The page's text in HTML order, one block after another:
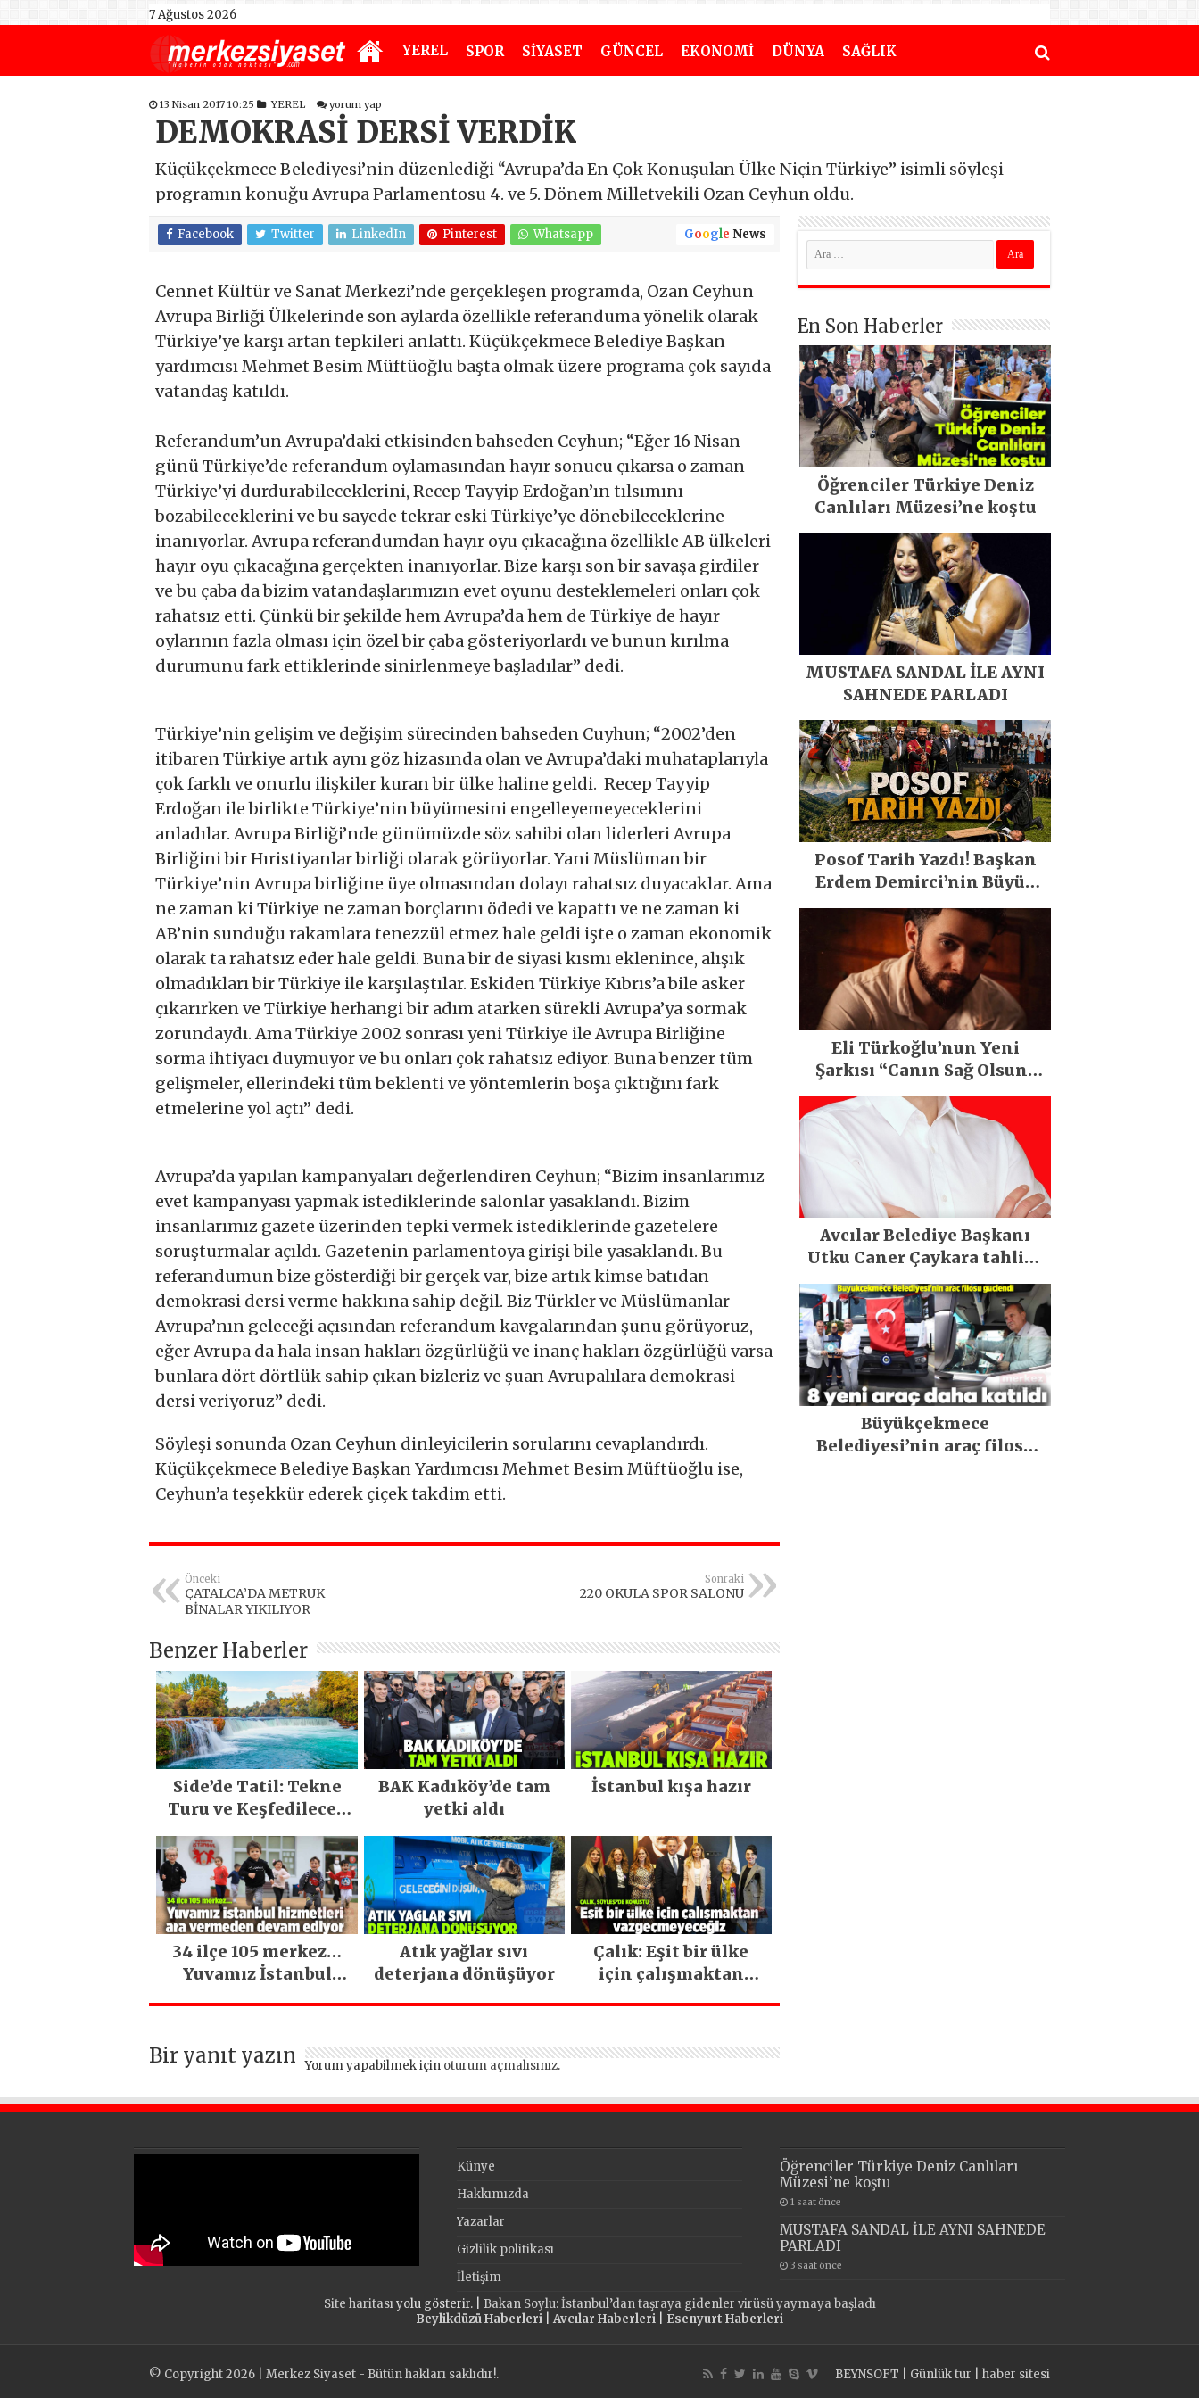
7 Ağustos 2026
YEREL SPOR SİYASET GÜNCEL EKONOMİ DÜNYA SAĞLIK
13 Nisan 2017 10:25 YEREL yorum yap
DEMOKRASİ DERSİ VERDİK
Küçükçekmece Belediyesi’nin düzenlediği “Avrupa’da En Çok Konuşulan Ülke Niçin Türkiye” isimli söyleşi
programın konuğu Avrupa Parlamentosu 4. ve 5. Dönem Milletvekili Ozan Ceyhun oldu.
Facebook Twitter LinkedIn Pinterest Whatsapp Google News
Cennet Kültür ve Sanat Merkezi’nde gerçekleşen programda, Ozan Ceyhun
Avrupa Birliği Ülkelerinde son aylarda özellikle referanduma yönelik olarak
Türkiye’ye karşı artan tepkileri anlattı. Küçükçekmece Belediye Başkan
yardımcısı Mehmet Besim Müftüoğlu başta olmak üzere programa çok sayıda
vatandaş katıldı.
Referandum’un Avrupa’daki etkisinden bahseden Ceyhun; “Eğer 16 Nisan
günü Türkiye’de referandum oylamasından hayır sonucu çıkarsa o zaman
Türkiye’yi durdurabileceklerini, Recep Tayyip Erdoğan’ın tılsımını
bozabileceklerini ve bu sayede tekrar eski Türkiye’ye dönebileceklerine
inanıyorlar. Avrupa referandumdan hayır oyu çıkacağına özellikle AB ülkeleri
hayır oyu çıkacağına gerçekten inanıyorlar. Bize karşı son bir savaşa girdiler
ve bu çaba da bizim vatandaşlarımızın evet oyunu desteklemeleri onları çok
rahatsız etti. Çünkü bir şekilde hem Avrupa’da hem de Türkiye de hayır
oylarının fazla olması için özel bir çaba gösteriyorlardı ve bunun kırılma
durumunu fark ettiklerinde sinirlenmeye başladılar’’ dedi.
Türkiye’nin gelişim ve değişim sürecinden bahseden Cuyhun; “2002’den
itibaren Türkiye artık aynı göz hizasında olan ve Avrupa’daki muhataplarıyla
çok farklı ve onurlu ilişkiler kuran bir ülke haline geldi. Recep Tayyip
Erdoğan ile birlikte Türkiye’nin büyümesini engelleyemeyeceklerini
anladılar. Avrupa Birliği’nde günümüzde söz sahibi olan liderleri Avrupa
Birliğini bir Hıristiyanlar birliği olarak görüyorlar. Yani Müslüman bir
Türkiye’nin Avrupa birliğine üye olmasından dolayı rahatsız duyacaklar. Ama
ne zaman ki Türkiye ne zaman borçlarını ödedi ve kapattı ve ne zaman ki
AB’nin sunduğu rakamlara tenezzül etmez hale geldi işte o zaman ekonomik
olarak ta rahatsız eder hale geldi. Buna bir de siyasi kısmı eklenince, alışık
olmadıkları bir Türkiye ile karşılaştılar. Eskiden Türkiye Kıbrıs’a bile asker
çıkarırken ve Türkiye herhangi bir adım atarken sürekli Avrupa’ya sormak
zorundaydı. Ama Türkiye 2002 sonrası yeni Türkiye ile Avrupa Birliğine
sorma ihtiyacı duymuyor ve bu onları çok rahatsız ediyor. Buna benzer tüm
gelişmeler, ellerindeki tüm beklenti ve yöntemlerin boşa çıktığını fark
etmelerine yol açtı’’ dedi.
Avrupa’da yapılan kampanyaları değerlendiren Ceyhun; “Bizim insanlarımız
evet kampanyası yapmak istediklerinde salonlar yasaklandı. Bizim
insanlarımız gazete üzerinden tepki vermek istediklerinde gazetelere
soruşturmalar açıldı. Gazetenin parlamentoya girişi bile yasaklandı. Bu
referandumun bize gösterdiği bir gerçek var, bize artık kimse batıdan
demokrasi dersi verme hakkına sahip değil. Biz Türkler ve Müslümanlar
Avrupa’nın geleceği açısından referandum kavgalarından şunu görüyoruz,
eğer Avrupa da hala insan hakları özgürlüğü ve inanç hakları özgürlüğü varsa
bunlara dört dörtlük sahip çıkan bizleriz ve şuan Avrupalılara demokrasi
dersi veriyoruz’’ dedi.
Söyleşi sonunda Ozan Ceyhun dinleyicilerin sorularını cevaplandırdı.
Küçükçekmece Belediye Başkan Yardımcısı Mehmet Besim Müftüoğlu ise,
Ceyhun’a teşekkür ederek çiçek takdim etti.
Önceki
ÇATALCA’DA METRUK
BİNALAR YIKILIYOR
Sonraki
220 OKULA SPOR SALONU
Benzer Haberler
Side’de Tatil: Tekne
Turu ve Keşfedilecek
BAK Kadıköy’de tam
yetki aldı
İstanbul kışa hazır
34 ilçe 105 merkez…
Yuvamız İstanbul
Atık yağlar sıvı
deterjana dönüşüyor
Çalık: Eşit bir ülke
için çalışmaktan
Bir yanıt yazın Yorum yapabilmek için oturum açmalısınız.
En Son Haberler
Öğrenciler Türkiye Deniz
Canlıları Müzesi’ne koştu
MUSTAFA SANDAL İLE AYNI
SAHNEDE PARLADI
Posof Tarih Yazdı! Başkan
Erdem Demirci’nin Büyük
Emeğiyle Son Yılların En
Büyük Festivali Gerçekleşti
Eli Türkoğlu’nun Yeni
Şarkısı “Canın Sağ Olsun”
Büyük İlgi Gördü!..
Avcılar Belediye Başkanı
Utku Caner Çaykara tahliye
edildi
Büyükçekmece
Belediyesi’nin araç filosu
Künye
Hakkımızda
Yazarlar
Gizlilik politikası
İletişim
Öğrenciler Türkiye Deniz Canlıları
Müzesi’ne koştu
1 saat önce
MUSTAFA SANDAL İLE AYNI SAHNEDE
PARLADI
3 saat önce
Site haritasıyolu gösterir. | Bakan Soylu: İstanbul’dan taşraya gidenler virüsü yaymaya başladı
Beylikdüzü Haberleri
Avcılar Haberleri Esenyurt Haberleri
BEYNSOFT Günlük tur haber sitesi
© Copyright 2026 | Merkez Siyaset - Bütün hakları saklıdır!.